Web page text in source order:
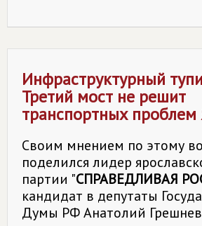
Инфраструктурный
Третий мост не решит
транспортных проблем
Своим мнением по этому
поделился лидер
партии "СПРАВЕДЛИВАЯ
кандидат в депутаты
Думы РФ Анатолий